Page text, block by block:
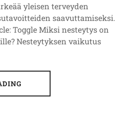
yleisen terveyden
saavuttamiseksi.
Toggle Miksi nesteytys on
Nesteytyksen vaikutus